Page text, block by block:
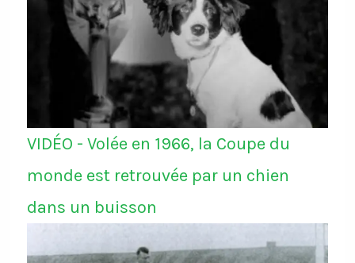
VIDÉO - Volée en 1966, la Coupe du
monde est retrouvée par un chien
dans un buisson